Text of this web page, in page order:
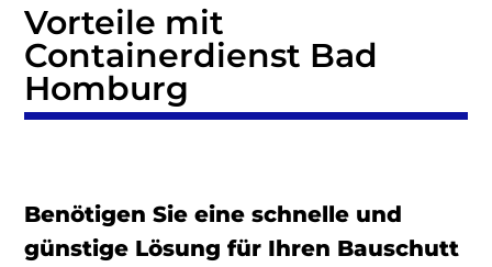
Vorteile mit
Containerdienst Bad
Homburg
Benötigen Sie eine schnelle und
günstige Lösung für Ihren Bauschutt